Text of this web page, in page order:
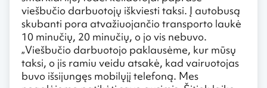
viešbučio darbuotojų iškviesti taksi. Į autobusą
skubanti pora atvažiuojančio transporto laukė
10 minučių, 20 minučių, o jo vis nebuvo.
„Viešbučio darbuotojo paklausėme, kur mūsų
taksi, o jis ramiu veidu atsakė, kad vairuotojas
buvo išsijungęs mobilųjį telefoną. Mes